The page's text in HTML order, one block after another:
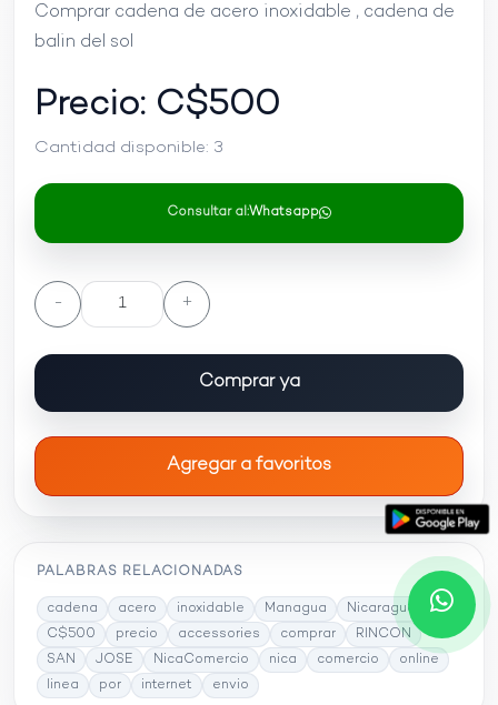
Comprar cadena de acero inoxidable , cadena de
balin del sol
Precio: C$500
Cantidad disponible: 3
Consultar al:Whatsapp
- +
Comprar ya
Agregar a favoritos
PALABRAS RELACIONADAS
cadena acero inoxidable Managua
Nicaragua
C$500
precio accessories comprar
RINCON
SAN
JOSE NicaComercio nica comercio
online
linea
por internet envio